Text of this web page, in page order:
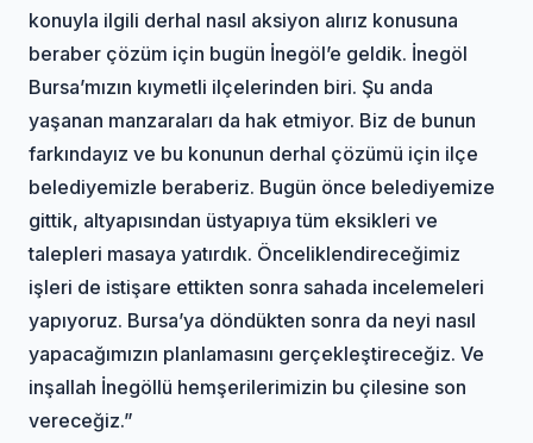
konuyla ilgili derhal nasıl aksiyon alırız konusuna
beraber çözüm için bugün İnegöl’e geldik. İnegöl
Bursa’mızın kıymetli ilçelerinden biri. Şu anda
yaşanan manzaraları da hak etmiyor. Biz de bunun
farkındayız ve bu konunun derhal çözümü için ilçe
belediyemizle beraberiz. Bugün önce belediyemize
gittik, altyapısından üstyapıya tüm eksikleri ve
talepleri masaya yatırdık. Önceliklendireceğimiz
işleri de istişare ettikten sonra sahada incelemeleri
yapıyoruz. Bursa’ya döndükten sonra da neyi nasıl
yapacağımızın planlamasını gerçekleştireceğiz. Ve
inşallah İnegöllü hemşerilerimizin bu çilesine son
vereceğiz.”